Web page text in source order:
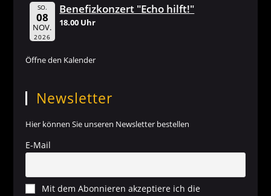
SO.
08
NOV.
2026
Benefizkonzert "Echo hilft!"
18.00 Uhr
Öffne den Kalender
Newsletter
Hier können Sie unseren Newsletter bestellen
E-Mail
Mit dem Abonnieren akzeptiere ich die